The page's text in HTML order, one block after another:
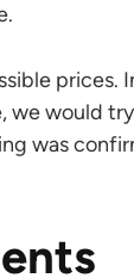
prices.
we would
was